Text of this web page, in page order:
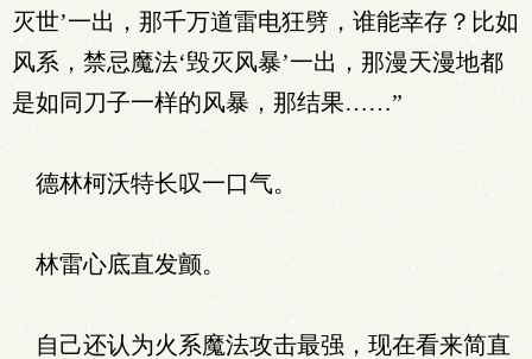
灭世’一出，那千万道雷电狂劈，谁能幸存？比如
风系，禁忌魔法‘毁灭风暴’一出，那漫天漫地都
是如同刀子一样的风暴，那结果……”
德林柯沃特长叹一口气。
林雷心底直发颤。
自己还认为火系魔法攻击最强，现在看来简直